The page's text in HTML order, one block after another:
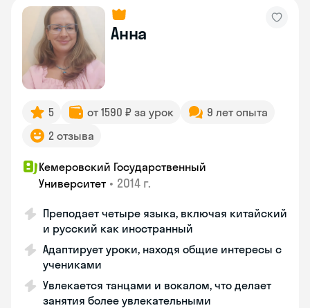
Анна
5 от 1590 ₽ за урок
9 лет опыта
2 отзыва
Кемеровский Государственный
Университет • 2014 г.
Преподает четыре языка, включая китайский
и русский как иностранный
Адаптирует уроки, находя общие интересы с
учениками
Увлекается танцами и вокалом, что делает
занятия более увлекательными